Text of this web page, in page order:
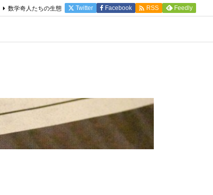
数学奇人たちの生態 Twitter Facebook  RSS Feedly